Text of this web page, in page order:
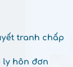
tranh chấp
ly hôn đơn